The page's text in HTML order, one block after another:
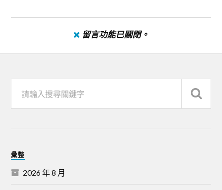
留言功能已關閉。
彙整
2026 年 8 月